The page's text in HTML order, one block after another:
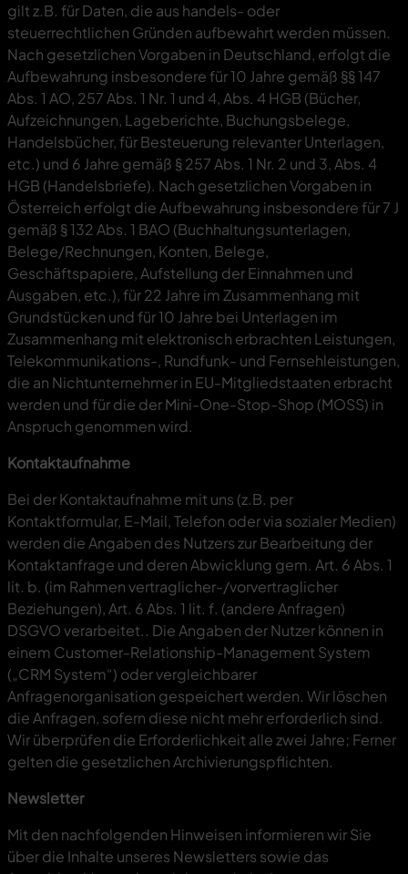
gilt z.B. für Daten, die aus handels- oder
steuerrechtlichen Gründen aufbewahrt werden müssen.
Nach gesetzlichen Vorgaben in Deutschland, erfolgt die
Aufbewahrung insbesondere für 10 Jahre gemäß §§ 147
Abs. 1 AO, 257 Abs. 1 Nr. 1 und 4, Abs. 4 HGB (Bücher,
Aufzeichnungen, Lageberichte, Buchungsbelege,
Handelsbücher, für Besteuerung relevanter Unterlagen,
etc.) und 6 Jahre gemäß § 257 Abs. 1 Nr. 2 und 3, Abs. 4
HGB (Handelsbriefe). Nach gesetzlichen Vorgaben in
Österreich erfolgt die Aufbewahrung insbesondere für 7 J
gemäß § 132 Abs. 1 BAO (Buchhaltungsunterlagen,
Belege/Rechnungen, Konten, Belege,
Geschäftspapiere, Aufstellung der Einnahmen und
Ausgaben, etc.), für 22 Jahre im Zusammenhang mit
Grundstücken und für 10 Jahre bei Unterlagen im
Zusammenhang mit elektronisch erbrachten Leistungen,
Telekommunikations-, Rundfunk- und Fernsehleistungen,
die an Nichtunternehmer in EU-Mitgliedstaaten erbracht
werden und für die der Mini-One-Stop-Shop (MOSS) in
Anspruch genommen wird.
Kontaktaufnahme
Bei der Kontaktaufnahme mit uns (z.B. per
Kontaktformular, E-Mail, Telefon oder via sozialer Medien)
werden die Angaben des Nutzers zur Bearbeitung der
Kontaktanfrage und deren Abwicklung gem. Art. 6 Abs. 1
lit. b. (im Rahmen vertraglicher-/vorvertraglicher
Beziehungen), Art. 6 Abs. 1 lit. f. (andere Anfragen)
DSGVO verarbeitet.. Die Angaben der Nutzer können in
einem Customer-Relationship-Management System
(„CRM System“) oder vergleichbarer
Anfragenorganisation gespeichert werden. Wir löschen
die Anfragen, sofern diese nicht mehr erforderlich sind.
Wir überprüfen die Erforderlichkeit alle zwei Jahre; Ferner
gelten die gesetzlichen Archivierungspflichten.
Newsletter
Mit den nachfolgenden Hinweisen informieren wir Sie
über die Inhalte unseres Newsletters sowie das